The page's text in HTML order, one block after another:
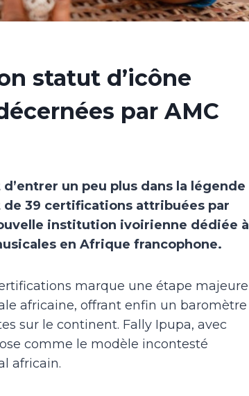
statut d’icône
par AMC
un peu plus dans la légende
39 certifications attribuées par
institution ivoirienne dédiée à
en Afrique francophone.
marque une étape majeure
africaine, offrant enfin un baromètre
sur le continent. Fally Ipupa, avec
comme le modèle incontesté
africain.